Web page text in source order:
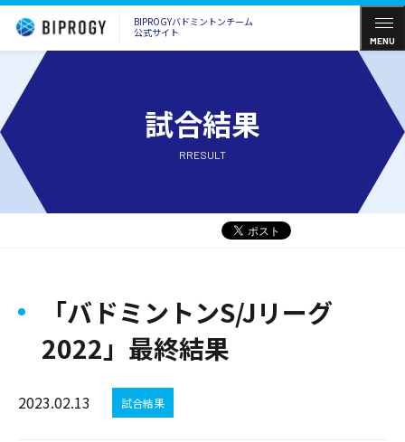
BIPROGYバドミントンチーム
公式サイト
MENU
試合結果
RRESULT
「バドミントンS/Jリーグ
2022」最終結果
2023.02.13 試合結果